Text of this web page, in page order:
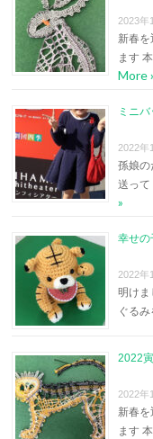
2023年
新春
ます
More
ミニ
2022年
孫娘の
送っ
»
幸せ
2022年
明け
ぐる
2022
2022年
新春
ます